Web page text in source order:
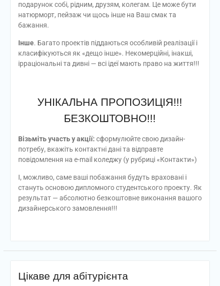
подарунок собі, рідним, друзям, колегам. Це може бути
натюрморт, пейзаж чи щось інше на Ваш смак та
бажання.
Інше. Багато проектів піддаються особливій реалізації і
класифікуються як «дещо інше». Некомерційні, інакші,
ірраціональні та дивні — всі ідеї мають право на життя!!!
УНІКАЛЬНА ПРОПОЗИЦІЯ!!!
БЕЗКОШТОВНО!!!
Візьміть участь у акції: сформулюйте свою дизайн-
потребу, вкажіть контактні дані та відправте
повідомлення на e-mail коледжу (у рубриці «Контакти»)
І, можливо, саме ваші побажання будуть враховані і
стануть основою дипломного студентського проекту. Як
результат — абсолютно безкоштовне виконання вашого
дизайнерського замовлення!!!
Цікаве для абітурієнта